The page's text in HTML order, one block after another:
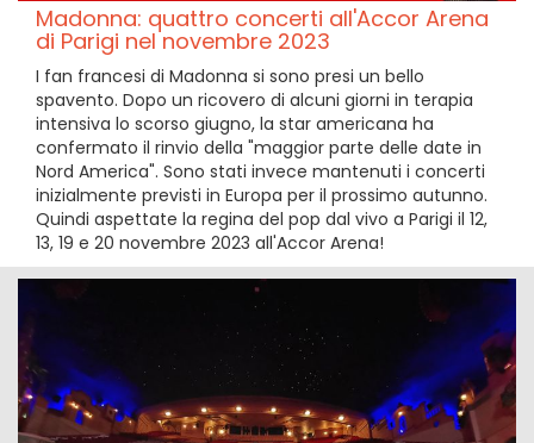
Madonna: quattro concerti all'Accor Arena
di Parigi nel novembre 2023
I fan francesi di Madonna si sono presi un bello
spavento. Dopo un ricovero di alcuni giorni in terapia
intensiva lo scorso giugno, la star americana ha
confermato il rinvio della "maggior parte delle date in
Nord America". Sono stati invece mantenuti i concerti
inizialmente previsti in Europa per il prossimo autunno.
Quindi aspettate la regina del pop dal vivo a Parigi il 12,
13, 19 e 20 novembre 2023 all'Accor Arena!